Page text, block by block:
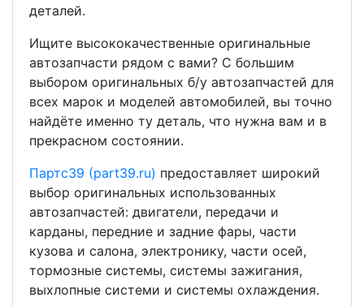
деталей.
Ищите высококачественные оригинальные
автозапчасти рядом с вами? С большим
выбором оригинальных б/у автозапчастей для
всех марок и моделей автомобилей, вы точно
найдёте именно ту деталь, что нужна вам и в
прекрасном состоянии.
Партс39 (part39.ru) предоставляет широкий
выбор оригинальных использованных
автозапчастей: двигатели, передачи и
карданы, передние и задние фары, части
кузова и салона, электронику, части осей,
тормозные системы, системы зажигания,
выхлопные системи и системы охлаждения.